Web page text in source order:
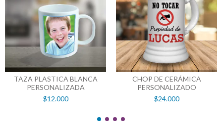
TAZA PLASTICA BLANCA
PERSONALIZADA
$12.000
CHOP DE CERÁMICA
PERSONALIZADO
$24.000